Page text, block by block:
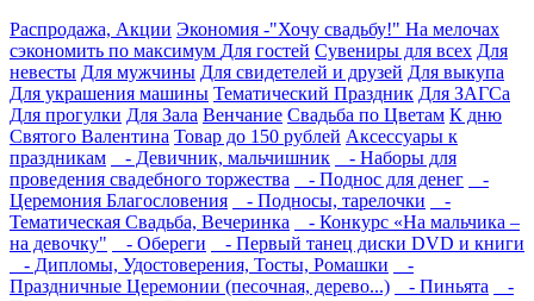
Распродажа, Акции Экономия -"Хочу свадьбу!" На мелочах
сэкономить по максимум Для гостей Сувениры для всех Для
невесты Для мужчины Для свидетелей и друзей Для выкупа
Для украшения машины Тематический Праздник Для ЗАГСа
Для прогулки Для Зала Венчание Свадьба по Цветам К дню
Святого Валентина Товар до 150 рублей Аксессуары к
праздникам
- Девичник, мальчишник
- Наборы для
проведения свадебного торжества
- Поднос для денег
-
Церемония Благословения
- Подносы, тарелочки
-
Тематическая Свадьба, Вечеринка
- Конкурс «На мальчика –
на девочку"
- Обереги
- Первый танец диски DVD и книги
- Дипломы, Удостоверения, Тосты, Ромашки
-
Праздничные Церемонии (песочная, дерево...)
- Пиньята
-